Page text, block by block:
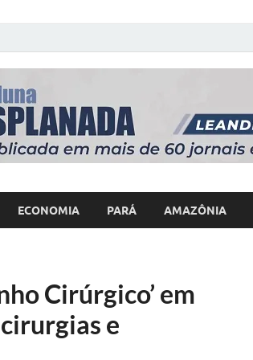
ECONOMIA PARÁ AMAZÔNIA
Cirúrgico’ em
e